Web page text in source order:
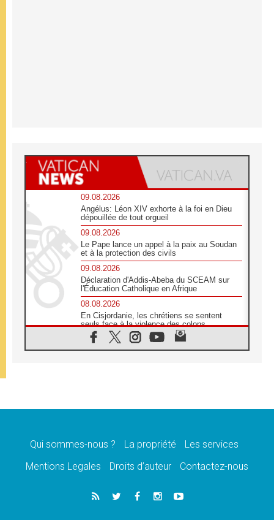
09.08.2026
Angélus: Léon XIV exhorte à la foi en Dieu
dépouillée de tout orgueil
09.08.2026
Le Pape lance un appel à la paix au Soudan
et à la protection des civils
09.08.2026
Déclaration d'Addis-Abeba du SCEAM sur
l'Éducation Catholique en Afrique
08.08.2026
En Cisjordanie, les chrétiens se sentent
seuls face à la violence des colons
08.08.2026
Léon XIV au sanctuaire de Notre Dame du
08.08.2026
08.08.2026
catholiques
Au Bangladesh, l'Église accompagne les
Dalits sur le chemin de la dignité
Qui sommes-nous ? La propriété
Les services
Mentions Legales
Droits d’auteur Contactez-nous